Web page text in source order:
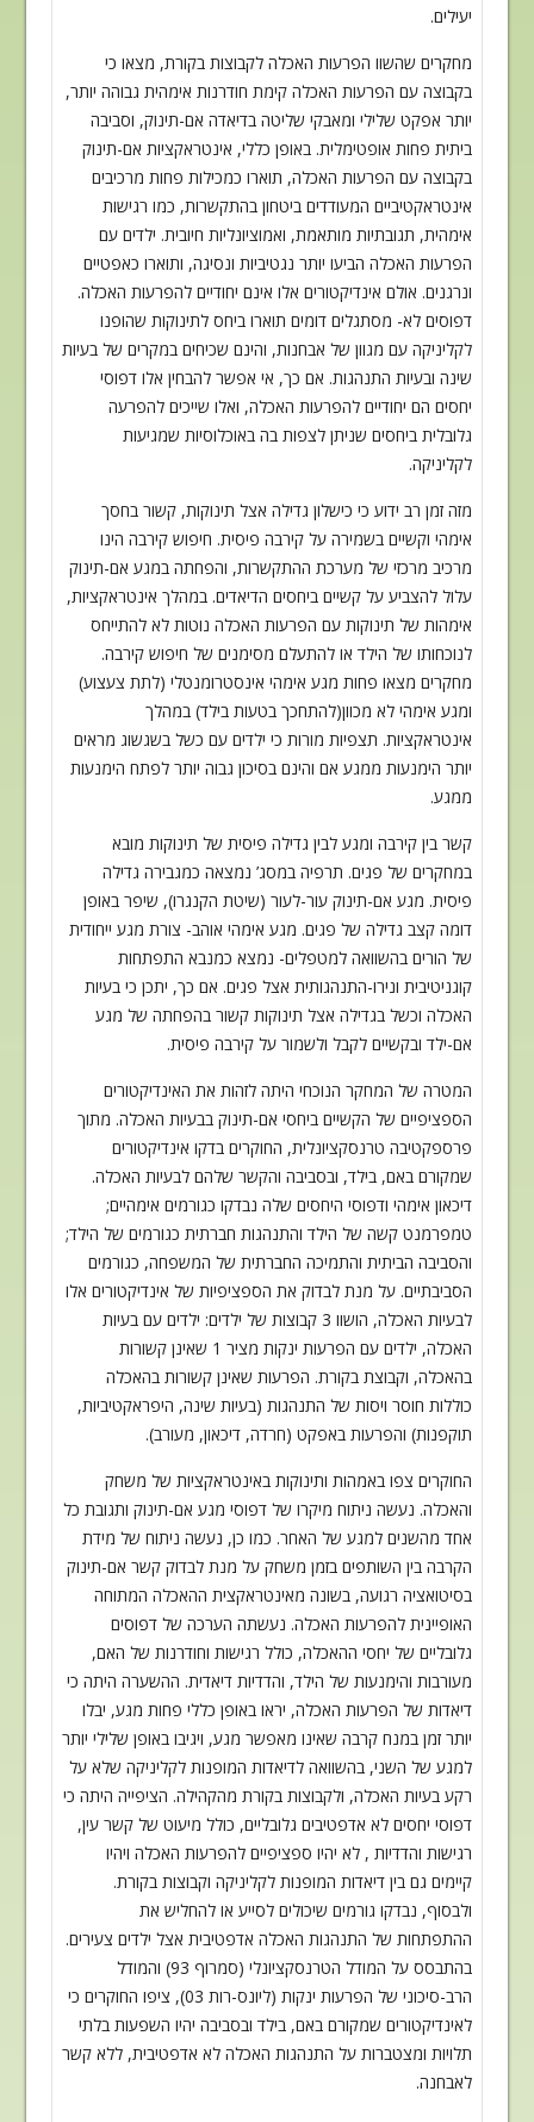
יעילים.
מחקרים שהשוו הפרעות האכלה לקבוצות בקורת, מצאו כי
בקבוצה עם הפרעות האכלה קימת חודרנות אימהית גבוהה יותר,
יותר אפקט שלילי ומאבקי שליטה בדיאדה אם-תינוק, וסביבה
ביתית פחות אופטימלית. באופן כללי, אינטראקציות אם-תינוק
בקבוצה עם הפרעות האכלה, תוארו כמכילות פחות מרכיבים
אינטראקטיביים המעודדים ביטחון בהתקשרות, כמו רגישות
אימהית, תגובתיות מותאמת, ואמוציונליות חיובית. ילדים עם
הפרעות האכלה הביעו יותר נגטיביות ונסיגה, ותוארו כאפטיים
ונרגנים. אולם אינדיקטורים אלו אינם יחודיים להפרעות האכלה.
דפוסים לא- מסתגלים דומים תוארו ביחס לתינוקות שהופנו
לקליניקה עם מגוון של אבחנות, והינם שכיחים במקרים של בעיות
שינה ובעיות התנהגות. אם כך, אי אפשר להבחין אלו דפוסי
יחסים הם יחודיים להפרעות האכלה, ואלו שייכים להפרעה
גלובלית ביחסים שניתן לצפות בה באוכלוסיות שמגיעות
לקליניקה.
מזה זמן רב ידוע כי כישלון גדילה אצל תינוקות, קשור בחסך
אימהי וקשיים בשמירה על קירבה פיסית. חיפוש קירבה הינו
מרכיב מרכזי של מערכת ההתקשרות, והפחתה במגע אם-תינוק
עלול להצביע על קשיים ביחסים הדיאדים. במהלך אינטראקציות,
אימהות של תינוקות עם הפרעות האכלה נוטות לא להתייחס
לנוכחותו של הילד או להתעלם מסימנים של חיפוש קירבה.
מחקרים מצאו פחות מגע אימהי אינסטרומנטלי (לתת צעצוע)
ומגע אימהי לא מכוון(להתחכך בטעות בילד) במהלך
אינטראקציות. תצפיות מורות כי ילדים עם כשל בשגשוג מראים
יותר הימנעות ממגע אם והינם בסיכון גבוה יותר לפתח הימנעות
ממגע.
קשר בין קירבה ומגע לבין גדילה פיסית של תינוקות מובא
במחקרים של פגים. תרפיה במסג’ נמצאה כמגבירה גדילה
פיסית. מגע אם-תינוק עור-לעור (שיטת הקנגרו), שיפר באופן
דומה קצב גדילה של פגים. מגע אימהי אוהב- צורת מגע ייחודית
של הורים בהשוואה למטפלים- נמצא כמנבא התפתחות
קוגניטיבית ונירו-התנהגותית אצל פגים. אם כך, יתכן כי בעיות
האכלה וכשל בגדילה אצל תינוקות קשור בהפחתה של מגע
אם-ילד ובקשיים לקבל ולשמור על קירבה פיסית.
המטרה של המחקר הנוכחי היתה לזהות את האינדיקטורים
הספציפיים של הקשיים ביחסי אם-תינוק בבעיות האכלה. מתוך
פרספקטיבה טרנסקציונלית, החוקרים בדקו אינדיקטורים
שמקורם באם, בילד, ובסביבה והקשר שלהם לבעיות האכלה.
דיכאון אימהי ודפוסי היחסים שלה נבדקו כגורמים אימהיים;
טמפרמנט קשה של הילד והתנהגות חברתית כגורמים של הילד;
והסביבה הביתית והתמיכה החברתית של המשפחה, כגורמים
הסביבתיים. על מנת לבדוק את הספציפיות של אינדיקטורים אלו
לבעיות האכלה, הושוו 3 קבוצות של ילדים: ילדים עם
בעיות
האכלה, ילדים עם הפרעות ינקות מציר 1 שאינן קשורות
בהאכלה, וקבוצת בקורת. הפרעות שאינן קשורות בהאכלה
כוללות חוסר ויסות של התנהגות (בעיות שינה, היפראקטיביות,
תוקפנות) והפרעות באפקט (חרדה, דיכאון, מעורב).
החוקרים צפו באמהות ותינוקות באינטראקציות של משחק
והאכלה. נעשה ניתוח מיקרו של דפוסי מגע אם-תינוק ותגובת כל
אחד מהשנים למגע של האחר. כמו כן, נעשה ניתוח של מידת
הקרבה בין השותפים בזמן משחק על מנת לבדוק קשר אם-תינוק
בסיטואציה רגועה, בשונה מאינטראקצית ההאכלה המתוחה
האופיינית להפרעות האכלה. נעשתה הערכה של דפוסים
גלובליים של יחסי ההאכלה, כולל רגישות וחודרנות של האם,
מעורבות והימנעות של הילד, והדדיות דיאדית. ההשערה היתה כי
דיאדות של הפרעות האכלה, יראו באופן כללי פחות מגע, יבלו
יותר זמן במנח קרבה שאינו מאפשר מגע, ויגיבו באופן שלילי יותר
למגע של השני, בהשוואה לדיאדות המופנות לקליניקה שלא על
רקע בעיות האכלה, ולקבוצות בקורת מהקהילה. הציפייה היתה כי
דפוסי יחסים לא אדפטיבים גלובליים, כולל מיעוט של קשר עין,
רגישות והדדיות , לא יהיו ספציפיים להפרעות האכלה ויהיו
קיימים גם בין דיאדות המופנות לקליניקה וקבוצות בקורת.
ולבסוף, נבדקו גורמים שיכולים לסייע או להחליש את
ההתפתחות של התנהגות האכלה אדפטיבית אצל ילדים צעירים.
בהתבסס על המודל הטרנסקציונלי (סמרוף
והמודל
הרב-סיכוני של הפרעות ינקות (ליונס-רות 03), ציפו החוקרים כי
לאינדיקטורים שמקורם באם, בילד ובסביבה יהיו השפעות בלתי
תלויות ומצטברות על התנהגות האכלה לא אדפטיבית, ללא קשר
לאבחנה.